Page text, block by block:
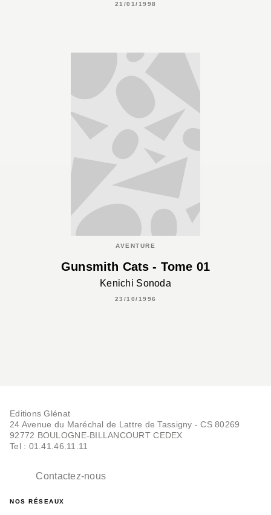
21/01/1998
AVENTURE
Gunsmith Cats - Tome 01
Kenichi Sonoda
23/10/1996
Editions Glénat
24 Avenue du Maréchal de Lattre de Tassigny - CS 80269
92772 BOULOGNE-BILLANCOURT CEDEX
Tel : 01.41.46.11.11
Contactez-nous
NOS RÉSEAUX